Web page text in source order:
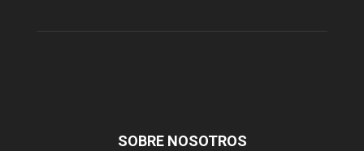
SOBRE NOSOTROS